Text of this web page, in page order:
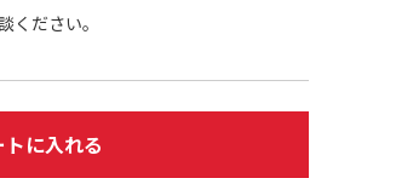
ください。
トに入れる